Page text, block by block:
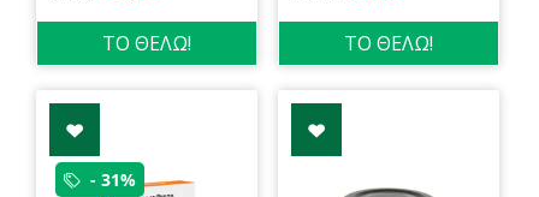
ΤΟ ΘΕΛΩ! ΤΟ ΘΕΛΩ!
- 31%